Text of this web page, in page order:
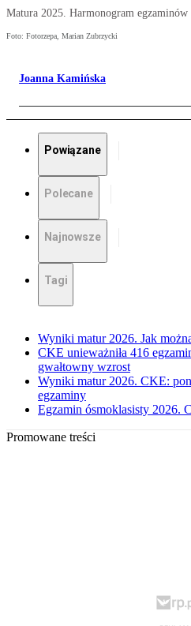
Matura 2025. Harmonogram
Foto: Fotorzepa, Marian Zubrzycki
Joanna Kamińska
Powiązane
Polecane
Najnowsze
Tagi
Wyniki matur 2026. Jak
CKE unieważniła 416
gwałtowny wzrost
Wyniki matur 2026. CKE:
egzaminy
Egzamin ósmoklasisty 2026.
Promowane treści